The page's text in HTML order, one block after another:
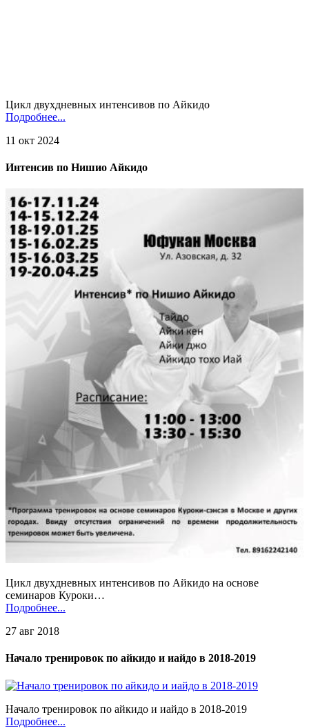
Цикл двухдневных интенсивов по Айкидо
Подробнее...
11 окт 2024
Интенсив по Нишио Айкидо
Цикл двухдневных интенсивов по Айкидо на основе
семинаров Куроки…
Подробнее...
27 авг 2018
Начало тренировок по айкидо и иайдо в 2018-2019
Начало тренировок по айкидо и иайдо в 2018-2019
Подробнее...